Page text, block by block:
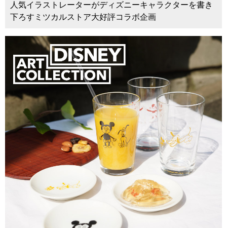
人気イラストレーターがディズニーキャラクターを書き
下ろすミツカルストア大好評コラボ企画